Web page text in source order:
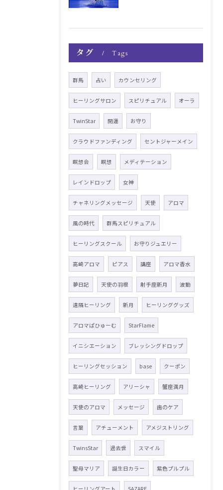
タグ Tags
群馬 占い カウンセリング
ヒーリングサロン スピリチュアル オーラ
TwinStar 開運 お守り
クラウドファンディング セントジャーメイン
瞑想会 瞑想 メディテーション
レインドロップ 女神
チャネリングメッセージ 天使 アロマ
風の時代 群馬スピリチュアル
ヒーリングスクール お守りジュエリー
高崎アロマ ピアス 講座 アロマ香水
夢日記 天使の羽根 射手座新月 波動
遠隔ヒーリング 新月 ヒーリンググッズ
アロマぱひゅーむ StarFlame
イニシエーション ブレッシングドロップ
ヒーリングセッション base クーポン
高崎ヒーリング アリーシャ 蟹座満月
天使のアロマ メッセージ 歯のケア
言葉 アチューメント アメジストリング
TwinsStar 過去世 スマイル
聖母マリア 誕生日カラー 紫色プルプル